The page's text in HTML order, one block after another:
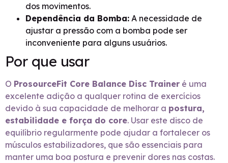
dos movimentos.
Dependência da Bomba: A necessidade de
ajustar a pressão com a bomba pode ser
inconveniente para alguns usuários.
Por que usar
O ProsourceFit Core Balance Disc Trainer é uma
excelente adição a qualquer rotina de exercícios
devido à sua capacidade de melhorar a postura,
estabilidade e força do core. Usar este disco de
equilíbrio regularmente pode ajudar a fortalecer os
músculos estabilizadores, que são essenciais para
manter uma boa postura e prevenir dores nas costas.